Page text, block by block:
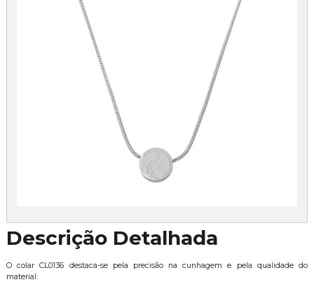
Descrição Detalhada
O colar CL0136 destaca-se pela precisão na cunhagem e pela qualidade do
material: